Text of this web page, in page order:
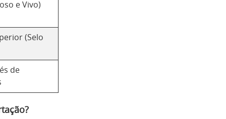
e Vivo)
(Selo
de